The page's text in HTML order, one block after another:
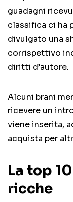
guadagni
classifica ci ha
divulgato una
corrispettivo
diritti d’autore.
Alcuni brani
ricevere un
viene inserita,
acquista per
La top
ricche